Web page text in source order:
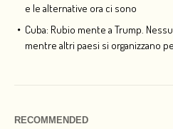
e le alternative ora ci sono
Cuba: Rubio mente a Trump.
mentre altri paesi si organizzano
RECOMMENDED